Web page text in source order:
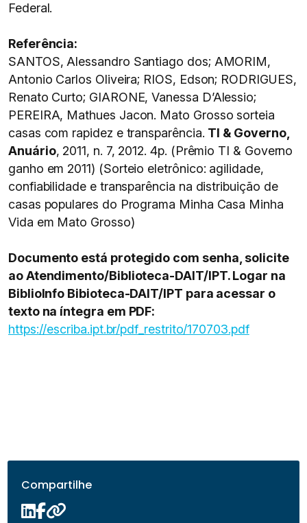
Federal.
Referência:
SANTOS, Alessandro Santiago dos; AMORIM,
Antonio Carlos Oliveira; RIOS, Edson; RODRIGUES,
Renato Curto; GIARONE, Vanessa D’Alessio;
PEREIRA, Mathues Jacon. Mato Grosso sorteia
casas com rapidez e transparência. TI & Governo,
Anuário, 2011, n. 7, 2012. 4p. (Prêmio TI & Governo
ganho em 2011) (Sorteio eletrônico: agilidade,
confiabilidade e transparência na distribuição de
casas populares do Programa Minha Casa Minha
Vida em Mato Grosso)
Documento está protegido com senha, solicite
ao Atendimento/Biblioteca-DAIT/IPT. Logar na
BiblioInfo Bibioteca-DAIT/IPT para acessar o
texto na íntegra em PDF:
https://escriba.ipt.br/pdf_restrito/170703.pdf
Compartilhe